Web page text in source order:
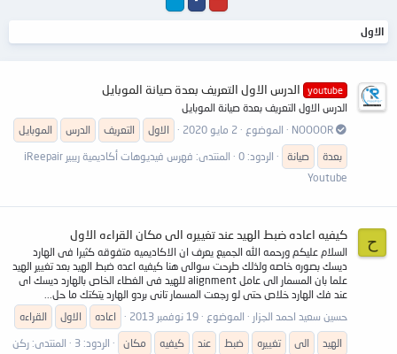
الاول
youtube الدرس الاول التعريف بعدة صيانة الموبايل
الدرس الاول التعريف بعدة صيانة الموبايل
NOOOOR
الموضوع 2 مايو 2020 الاول التعريف الدرس
الموبايل
بعدة
صيانة الردود: 0 المنتدى:
فهرس فيديوهات أكاديمية ريبير iReepair
Youtube
ح كيفيه اعاده ضبط الهيد عند تغييره الى مكان القراءه الاول
السلام عليكم ورحمه الله الجميع يعرف ان الاكاديميه متفوقه كثيرا فى الهارد
ديسك بصوره خاصه ولذلك طرحت سوالى هنا كيفيه اعده ضبط الهيد بعد تغيير الهيد
علما بان المسمار الى عامل alignment للهيد فى الغطاء الخاص بالهارد ديسك اى
عند فك الهارد خلاص حتى لو رجعت المسمار تانى بردو الهارد يتكتك ما حل...
حسين سعيد احمد الجزار
الموضوع 19 نوفمبر 2013 اعاده الاول
القراءه
الهيد
الى تغييره ضبط عند كيفيه مكان الردود: 3 المنتدى: ركن